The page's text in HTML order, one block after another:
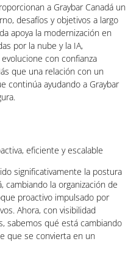
a Graybar Canadá un
desafíos y objetivos a largo
apoya la modernización en
por la nube y la IA,
con confianza
que una relación con un
continúa ayudando a Graybar
eficiente y escalable
significativamente la postura
cambiando la organización de
proactivo impulsado por
Ahora, con visibilidad
sabemos qué está cambiando
que se convierta en un